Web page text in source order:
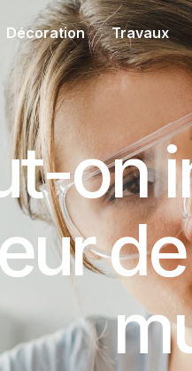
Décoration Travaux
on